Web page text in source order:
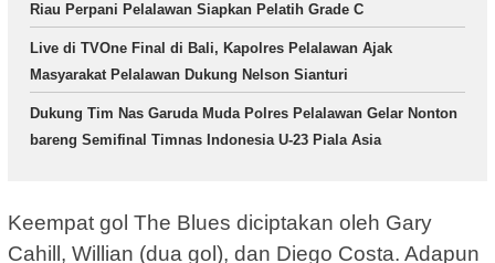
Riau Perpani Pelalawan Siapkan Pelatih Grade C
Live di TVOne Final di Bali, Kapolres Pelalawan Ajak
Masyarakat Pelalawan Dukung Nelson Sianturi
Dukung Tim Nas Garuda Muda Polres Pelalawan Gelar Nonton
bareng Semifinal Timnas Indonesia U-23 Piala Asia
Keempat gol The Blues diciptakan oleh Gary
Cahill, Willian (dua gol), dan Diego Costa. Adapun